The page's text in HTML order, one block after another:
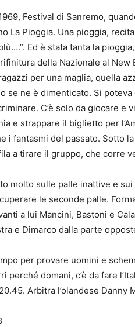
Festival di Sanremo,
La Pioggia. Una pioggia,
Ed è stata tanta la
della Nazionale al New
per una maglia, quella
se ne è dimenticato. Si
C’è solo da giocare e
e strappare il biglietto per
i fantasmi del passato. Sotto
a tirare il gruppo, che corre
molto sulle palle inattive e
le seconde palle.
a lui Mancini, Bastoni e
e Dimarco dalla parte
per provare uomini e
perché domani, c’è da fare
Arbitra l’olandese Danny